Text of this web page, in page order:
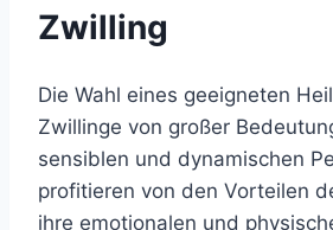
Zwilling
Die Wahl eines geeigneten
Zwillinge von großer
sensiblen und dynamischen
profitieren von den Vorteilen
ihre emotionalen und